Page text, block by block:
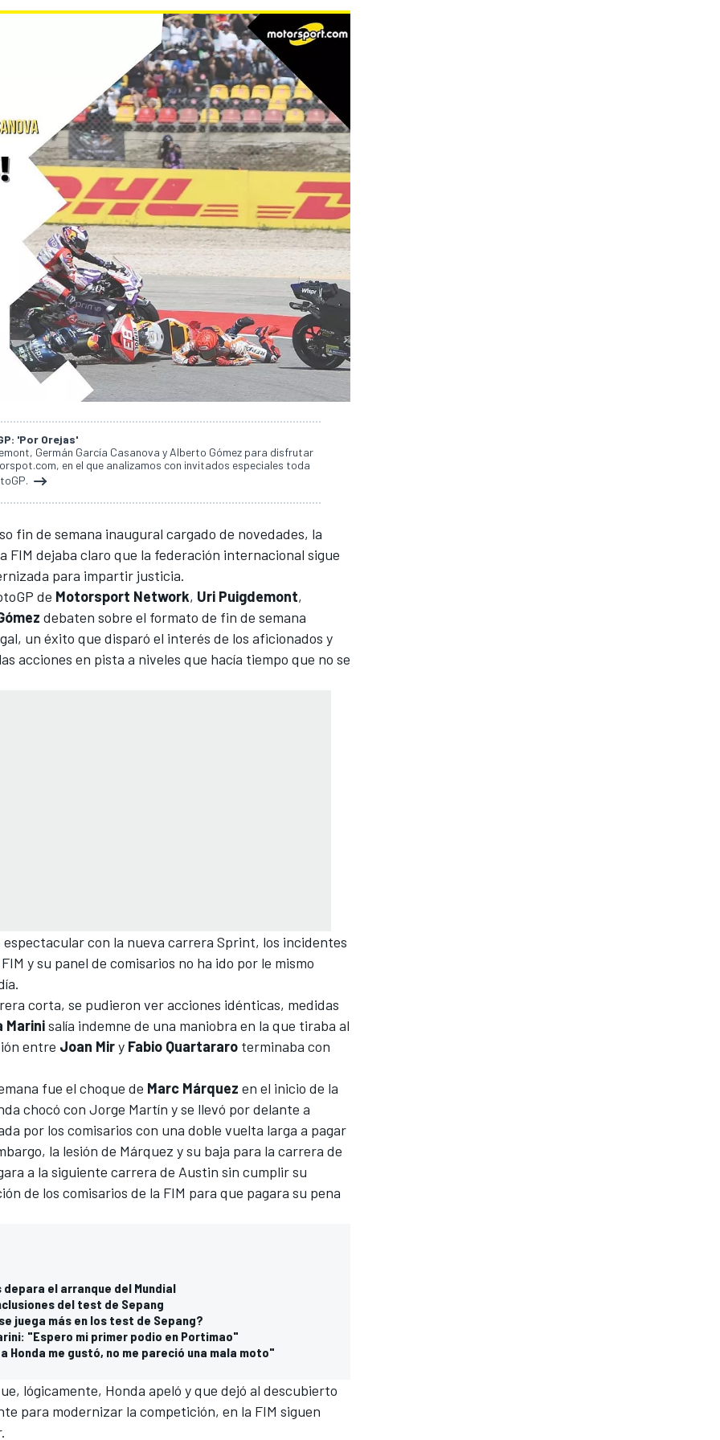
'Por Orejas'
Germán García Casanova y Alberto Gómez para disfrutar
en el que analizamos con invitados especiales toda
fin de semana inaugural cargado de novedades, la
FIM dejaba claro que la federación internacional sigue
para impartir justicia.
de Motorsport Network, Uri Puigdemont,
debaten sobre el formato de fin de semana
un éxito que disparó el interés de los aficionados y
acciones en pista a niveles que hacía tiempo que no se
con la nueva carrera Sprint, los incidentes
y su panel de comisarios no ha ido por le mismo
corta, se pudieron ver acciones idénticas, medidas
Marinisalía indemne de una maniobra en la que tiraba al
entre Joan Miry Fabio Quartararo terminaba con
fue el choque de Marc Márquez en el inicio de la
chocó con Jorge Martín y se llevó por delante a
por los comisarios con una doble vuelta larga a pagar
la lesión de Márquez y su baja para la carrera de
a la siguiente carrera de Austin sin cumplir su
de los comisarios de la FIM para que pagara su pena
depara el arranque del Mundial
del test de Sepang
juega más en los test de Sepang?
"Espero mi primer podio en Portimao"
Honda me gustó, no me pareció una mala moto"
lógicamente, Honda apeló y que dejó al descubierto
para modernizar la competición, en la FIM siguen